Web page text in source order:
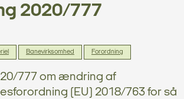
2020/777
Banevirksomhed Forordning
777 om ændring af
(EU) 2018/763 for så